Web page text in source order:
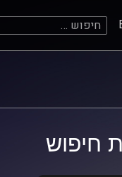
חיפוש:
חיפוש